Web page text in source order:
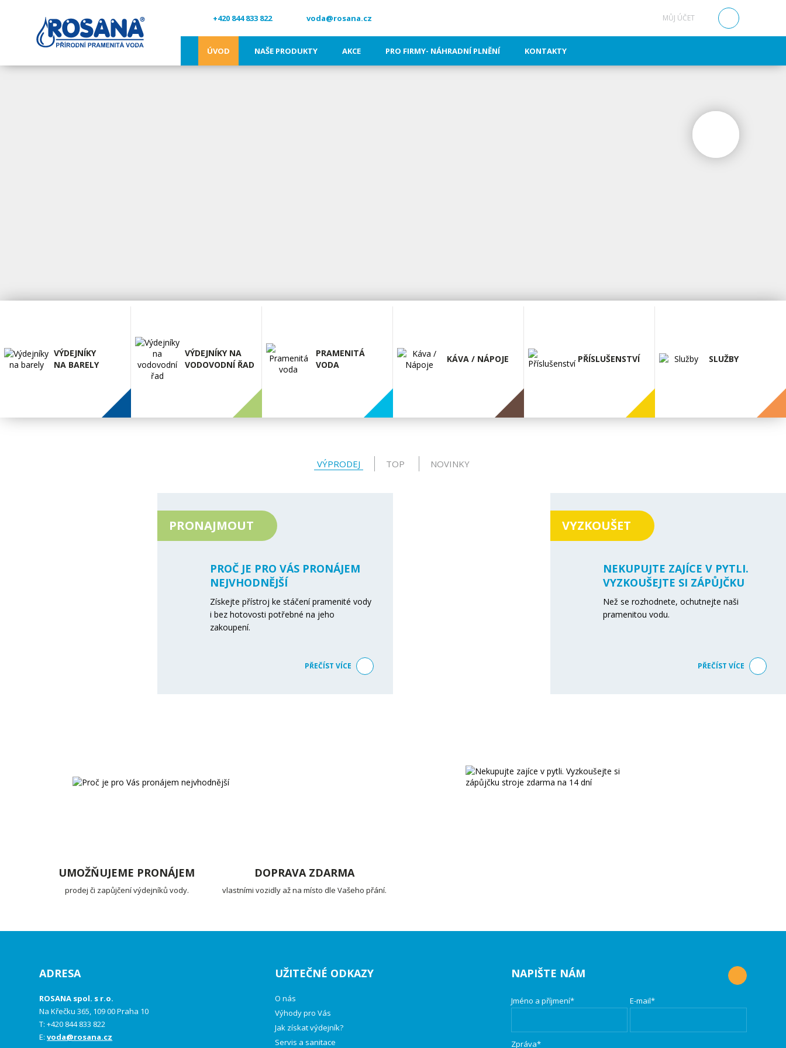
+420 844 833 822 voda@rosana.cz MŮJ ÚČET
ÚVOD NAŠE PRODUKTY AKCE PRO FIRMY- NÁHRADNÍ PLNĚNÍ KONTAKTY
VÝDEJNÍKY
NA BARELY
VÝDEJNÍKY NA
VODOVODNÍ ŘAD
PRAMENITÁ
VODA
KÁVA / NÁPOJE PŘÍSLUŠENSTVÍ SLUŽBY
VÝPRODEJ TOP NOVINKY
PRONAJMOUT
PROČ JE PRO VÁS PRONÁJEM
NEJVHODNĚJŠÍ
Získejte přístroj ke stáčení pramenité vody
i bez hotovosti potřebné na jeho
zakoupení.
PŘEČÍST VÍCE
VYZKOUŠET
NEKUPUJTE ZAJÍCE V PYTLI.
VYZKOUŠEJTE SI ZÁPŮJČKU
STROJE ZDARMA NA 14 DNÍ
Než se rozhodnete, ochutnejte naši
pramenitou vodu.
PŘEČÍST VÍCE
UMOŽŇUJEME PRONÁJEM
prodej či zapůjčení výdejníků vody.
DOPRAVA ZDARMA
vlastními vozidly až na místo dle Vašeho přání.
ADRESA
ROSANA spol. s r.o.
Na Křečku 365, 109 00 Praha 10
T: +420 844 833 822
E:voda@rosana.cz
UŽITEČNÉ ODKAZY
O nás
Výhody pro Vás
Jak získat výdejník?
Servis a sanitace
NAPIŠTE NÁM
Jméno a příjmení* E-mail*
Zpráva*